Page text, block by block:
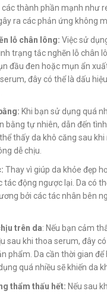
các thành phần mạnh như
ra các phản ứng không
lỗ chân lông: Việc sử
trạng tắc nghẽn lỗ chân
đầu đen hoặc mụn ẩn
đây có thể là dấu
Khi bạn sử dụng quá
bằng tự nhiên, dẫn đến
thấy da khô căng sau
dễ chịu.
Thay vì giúp da khỏe đẹp
tác động ngược lại. Da có
bởi các tác nhân bên
trên da: Nếu bạn cảm
sau khi thoa serum, đây
phẩm. Da cần thời gian
quá nhiều sẽ khiến da
thẩm thấu hết: Nếu sau